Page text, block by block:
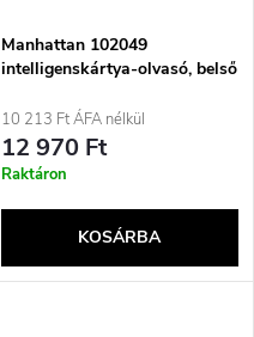
Manhattan 102049
intelligenskártya-olvasó, belső
10 213 Ft ÁFA nélkül
12 970 Ft
Raktáron
KOSÁRBA